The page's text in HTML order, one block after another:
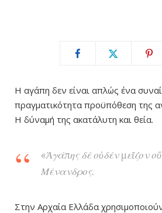
Η αγάπη δεν είναι απλώς ένα
πραγματικότητα προϋπόθεση της
Η δύναμή της ακατάλυτη και θεία.
«Ἀγάπης δέ οὐδέν μεῖζον
Μένανδρος.
Στην Αρχαία Ελλάδα